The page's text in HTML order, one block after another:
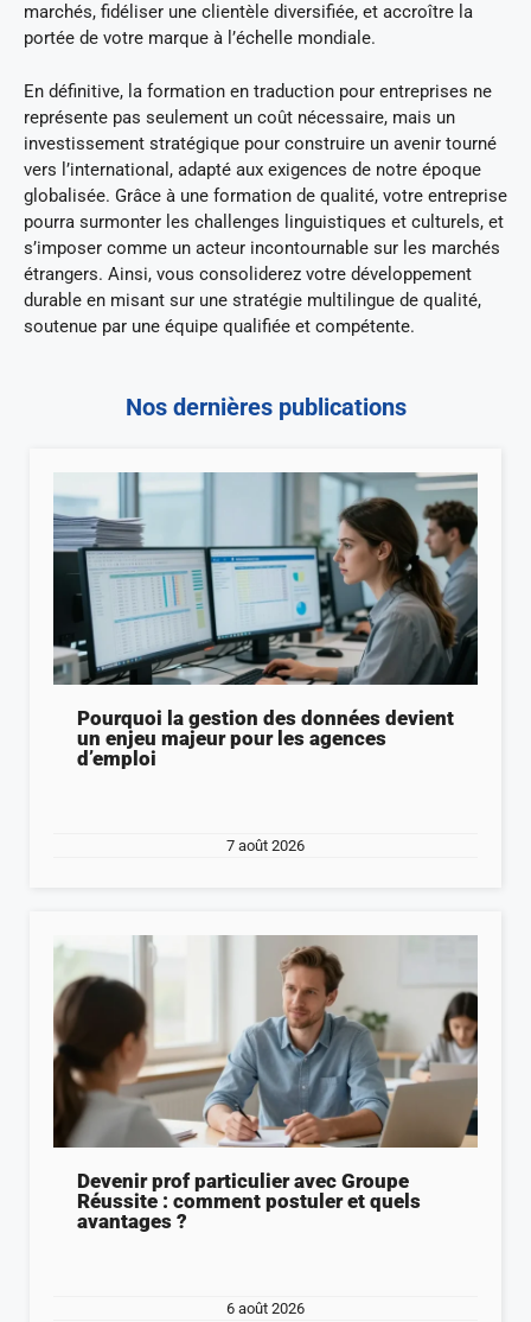
marchés, fidéliser une clientèle diversifiée, et accroître la
portée de votre marque à l’échelle mondiale.
En définitive, la formation en traduction pour entreprises ne
représente pas seulement un coût nécessaire, mais un
investissement stratégique pour construire un avenir tourné
vers l’international, adapté aux exigences de notre époque
globalisée. Grâce à une formation de qualité, votre entreprise
pourra surmonter les challenges linguistiques et culturels, et
s’imposer comme un acteur incontournable sur les marchés
étrangers. Ainsi, vous consoliderez votre développement
durable en misant sur une stratégie multilingue de qualité,
soutenue par une équipe qualifiée et compétente.
Nos dernières publications
Pourquoi la gestion des données devient
un enjeu majeur pour les agences
d’emploi
7 août 2026
Devenir prof particulier avec Groupe
Réussite : comment postuler et quels
avantages ?
6 août 2026